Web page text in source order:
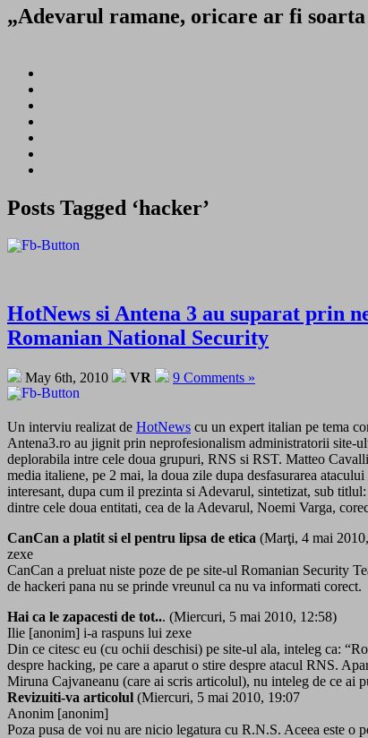
„Adevarul ramane, oricare ar fi
Posts Tagged ‘hacker’
HotNews si Antena 3 au suparat prin
Romanian National Security
May 6th, 2010 VR 9 Comments »
Un interviu realizat de HotNews cu un expert italian pe tema
Antena3.ro au jignit prin neprofesionalism administratorii site-
deplorabila intre cele doua grupuri, RNS si RST. Matteo
media italiene, pe 2 mai, la doua zile dupa desfasurarea
interesant, dupa cum il prezinta si Adevarul, sintetizat, sub titlul:
dintre cele doua entitati, cea de la Adevarul, Noemi Varga,
CanCan a platit si el pentru lipsa de etica (Marţi, 4 mai
zexe
CanCan a preluat niste poze de pe site-ul Romanian Security
de hackeri pana nu se prinde vreunul ca nu va informati corect.
Hai ca le zapacesti de tot... (Miercuri, 5 mai 2010, 12:58)
Ilie [anonim] i-a raspuns lui zexe
Din ce citesc eu (cu ochii deschisi) pe site-ul ala, inteleg ca:
despre hacking, pe care a aparut o stire despre atacul RNS.
Miruna Cajvaneanu (care ai scris articolul), nu inteleg de ce ai
Revizuiti-va articolul (Miercuri, 5 mai 2010, 19:07
Anonim [anonim]
Poza pusa de voi nu are nicio legatura cu R.N.S. Aceea este